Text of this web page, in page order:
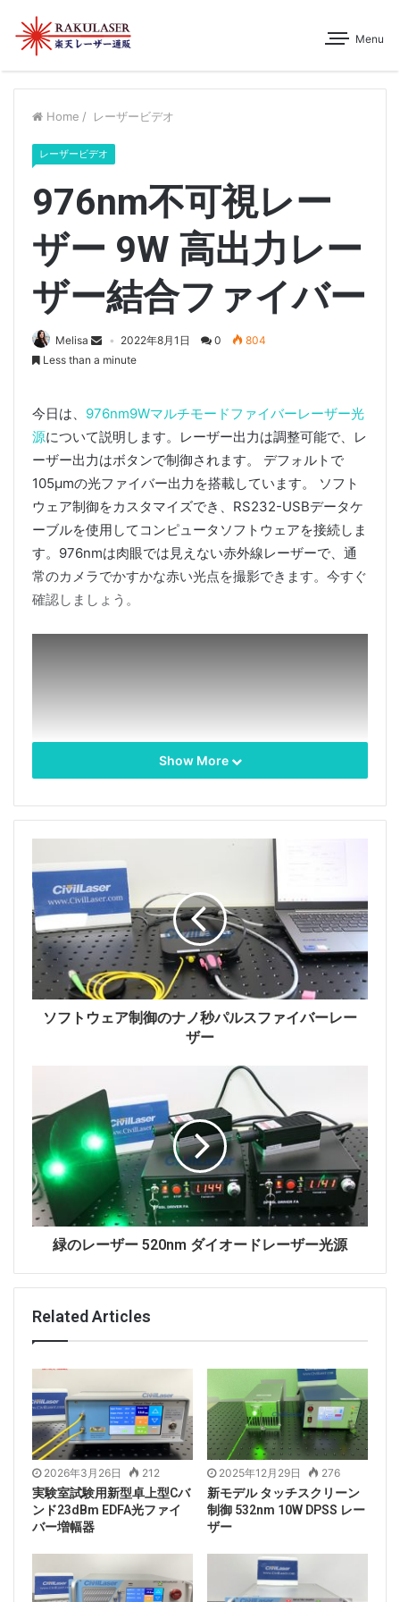
Menu
Home / レーザービデオ
レーザービデオ
976nm不可視レー
ザー 9W 高出力レー
ザー結合ファイバー
Melisa 2022年8月1日 0
804
Less than a minute
今日は、 976nm9Wマルチモードファイバーレーザー光
源について説明します。レーザー出力は調整可能で、レ
ーザー出力はボタンで制御されます。 デフォルトで
105μmの光ファイバー出力を搭載しています。 ソフト
ウェア制御をカスタマイズでき、RS232-USBデータケ
ーブルを使用してコンピュータソフトウェアを接続しま
す。976nmは肉眼では見えない赤外線レーザーで、通
常のカメラでかすかな赤い光点を撮影できます。今すぐ
確認しましょう。
真ん中の四角ボタンを押して設定状態に入ります。
レーザーは、電流を調整することによって出力パワーを
調整します。
左矢印と右矢印はデータビットを選択します。
上矢印と下矢印は、データビットの値のサイズを調整し
ます。
最後に四角ボタンを押して設定を完了します。
キーをONにすると、アクティブインジケーターが点灯
レーザー出力
高出力レーザー光源は、高性能半導体レーザーチップ、
Show More
ソフトウェア制御のナノ秒パルスファイバーレー
ザー
緑のレーザー 520nm ダイオードレーザー光源
Related Articles
2026年3月26日 212
実験室試験用新型卓上型Cバ
ンド23dBm EDFA光ファイ
バー増幅器
2025年12月29日 276
新モデル タッチスクリーン
制御 532nm 10W DPSS レー
ザー